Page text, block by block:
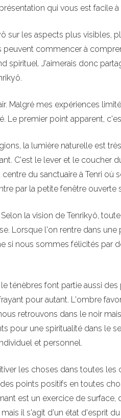
qui vous est facile à
sur les aspects plus visibles,
commencer à
spirituel. J'aimerais donc
Malgré mes expériences
Le premier point apparent,
la lumière naturelle est
C'est le lever et le coucher
du sanctuaire à Tenri où
par la petite fenêtre ouverte
la vision de Tenrikyô,
Lorsque l'on rentre dans une
si nous sommes félicités par
ténèbres font partie aussi
pour autant. L'ombre
retrouvons dans le noir
pour une spiritualité dans le
et personnel.
les choses dans toutes les
points positifs en toutes
est un exercice de
il s'agit d'un état d'esprit